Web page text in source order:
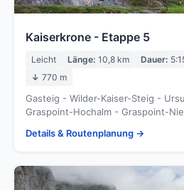
Kaiserkrone - Etappe 5
Leicht Länge: 10,8 km Dauer:
↓ 770 m
Gasteig - Wilder-Kaiser-Steig -
Graspoint-Hochalm - Graspoint-
Details & Routenplanung →